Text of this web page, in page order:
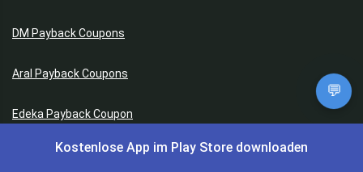
DM Payback Coupons
Aral Payback Coupons
Edeka Payback Coupon
Burger King Gutscheine
💬
Kostenlose App im Play Store downloaden